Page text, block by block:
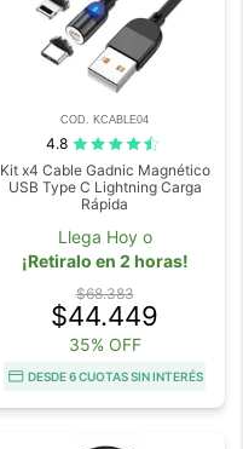
COD. KCABLE04
4.8
Kit x4 Cable Gadnic Magnético
USB Type C Lightning Carga
Rápida
Llega Hoy o
¡Retiralo en 2 horas!
$68.383
$44.449
35% OFF
DESDE 6 CUOTAS SIN INTERÉS